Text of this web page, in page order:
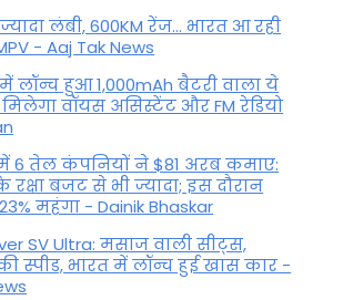
लंबी, 600KM रेंज... भारत आ रही
- Aaj Tak News
लॉन्च हुआ 1,000mAh बैटरी वाला ये
वॉयस असिस्टेंट और FM रेडियो
6 तेल कंपनियों ने $81 अरब कमाए:
बजट से भी ज्यादा; इस दौरान
महंगा - Dainik Bhaskar
SV Ultra: मसाज वाली सीट्स,
स्पीड, भारत में लॉन्च हुई खास कार -